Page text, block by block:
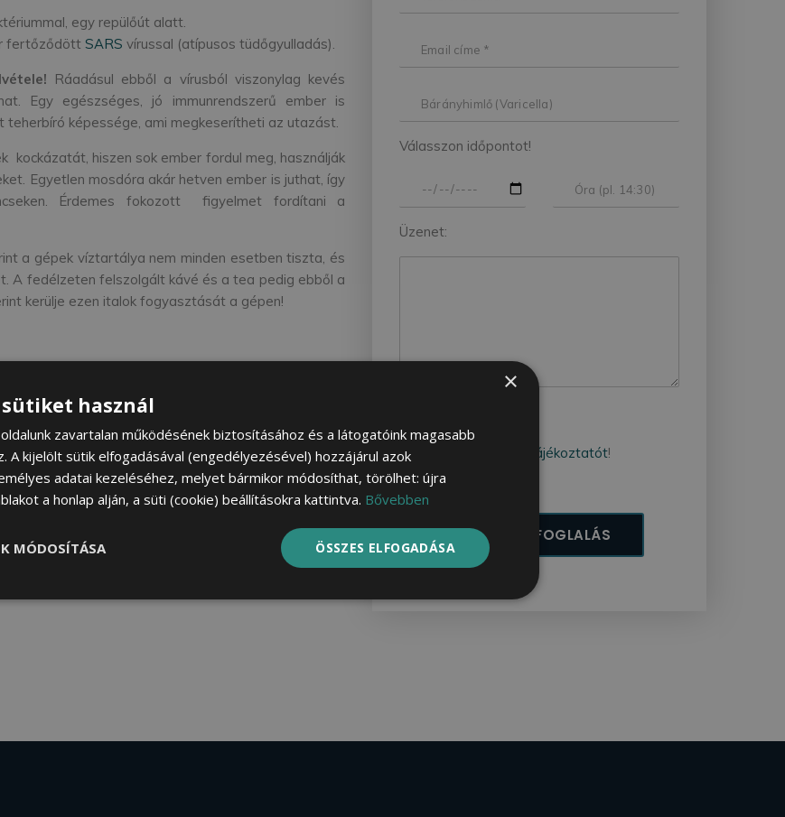
egy repülőút alatt.
fertőződött SARS vírussal (atípusos tüdőgyulladás).
Ráadásul ebből a vírusból viszonylag kevés
Egy egészséges, jó immunrendszerű ember is
képessége, ami megkeserítheti az utazást.
hiszen sok ember fordul meg, használják
Egyetlen mosdóra akár hetven ember is juthat, így
Érdemes fokozott figyelmet fordítani a
a gépek víztartálya nem minden esetben tiszta, és
A fedélzeten felszolgált kávé és a tea pedig ebből a
kerülje ezen italok fogyasztását a gépen!
Válasszon időpontot!
Üzenet:
adatvédelmi tájékoztatót!
az
×
sütiket használ
zavartalan működésének biztosításához és a látogatóink magasabb
A kijelölt sütik elfogadásával (engedélyezésével) hozzájárul azok
adatai kezeléséhez, melyet bármikor módosíthat, törölhet: újra
a honlap alján, a süti (cookie) beállításokra kattintva. Bővebben
ÖSSZES ELFOGADÁSA
MÓDOSÍTÁSA